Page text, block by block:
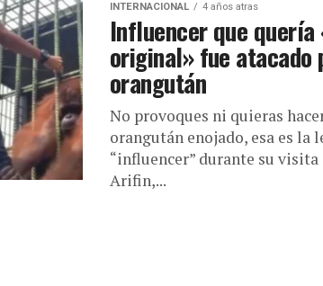
INTERNACIONAL 4 años atras
Influencer que quería
original» fue atacado
orangután
No provoques ni quieras
orangután enojado, esa es la
“influencer” durante su
Arifin,...